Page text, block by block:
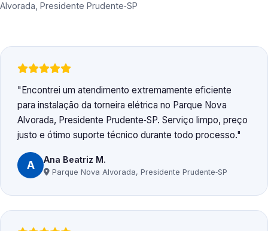
Alvorada, Presidente Prudente‑SP
Encontrei um atendimento extremamente eficiente
para instalação da torneira elétrica no Parque Nova
Alvorada, Presidente Prudente‑SP. Serviço limpo, preço
justo e ótimo suporte técnico durante todo processo.
A Ana Beatriz M.
Parque Nova Alvorada, Presidente Prudente‑SP